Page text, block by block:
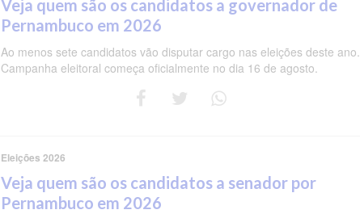
Veja quem são os candidatos a governador de
Pernambuco em 2026
Ao menos sete candidatos vão disputar cargo nas eleições deste ano.
Campanha eleitoral começa oficialmente no dia 16 de agosto.
Eleições 2026
Veja quem são os candidatos a senador por
Pernambuco em 2026